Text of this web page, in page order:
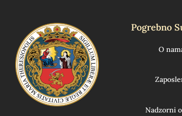
Pogrebno
O
Nadzorni